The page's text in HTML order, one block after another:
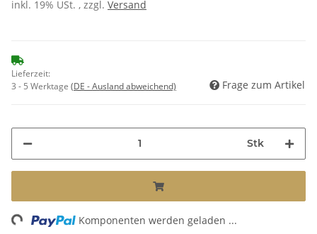
inkl. 19% USt. , zzgl. Versand
Lieferzeit:
3 - 5 Werktage (DE - Ausland abweichend) Frage zum Artikel
Stk
Komponenten werden geladen ...